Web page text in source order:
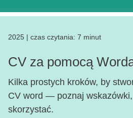
2025 czas czytania: 7 minut
CV za pomocą
Kilka prostych kroków, by
CV word — poznaj
skorzystać.